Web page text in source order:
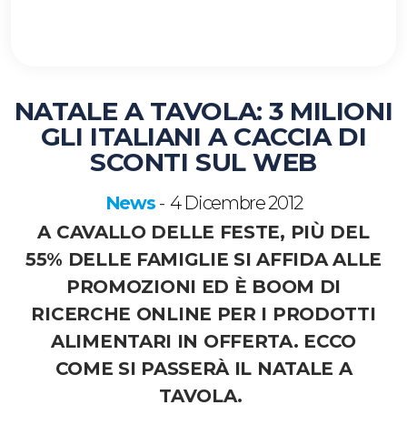
NATALE A TAVOLA: 3 MILIONI
GLI ITALIANI A CACCIA DI
SCONTI SUL WEB
News - 4 Dicembre 2012
A CAVALLO DELLE FESTE, PIÙ DEL
55% DELLE FAMIGLIE SI AFFIDA ALLE
PROMOZIONI ED È BOOM DI
RICERCHE ONLINE PER I PRODOTTI
ALIMENTARI IN OFFERTA. ECCO
COME SI PASSERÀ IL NATALE A
TAVOLA.